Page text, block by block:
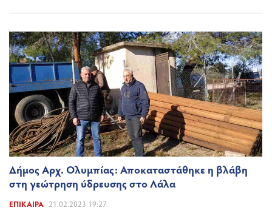
Δήμος Αρχ. Ολυμπίας: Αποκαταστάθηκε η βλάβη
στη γεώτρηση ύδρευσης στο Λάλα
ΕΠΊΚΑΙΡΑ 21.02.2023 19:27